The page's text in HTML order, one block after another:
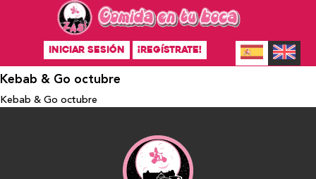
INICIAR SESIÓN ¡REGÍSTRATE!
Kebab & Go octubre
Kebab & Go octubre